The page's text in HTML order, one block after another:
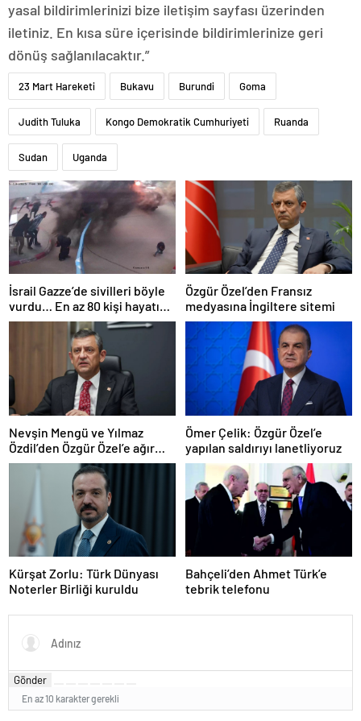
yasal bildirimlerinizi bize iletişim sayfası üzerinden
iletiniz. En kısa süre içerisinde bildirimlerinize geri
dönüş sağlanılacaktır.”
23 Mart Hareketi Bukavu Burundi Goma
Judith Tuluka Kongo Demokratik Cumhuriyeti Ruanda
Sudan Uganda
İsrail Gazze’de sivilleri böyle
vurdu… En az 80 kişi hayatını
kaybetti
Özgür Özel’den Fransız
medyasına İngiltere sitemi
Nevşin Mengü ve Yılmaz
Özdil’den Özgür Özel’e ağır
eleştiriler
Ömer Çelik: Özgür Özel’e
yapılan saldırıyı lanetliyoruz
Kürşat Zorlu: Türk Dünyası
Noterler Birliği kuruldu
Bahçeli’den Ahmet Türk’e
tebrik telefonu
Gönder
En az 10 karakter gerekli